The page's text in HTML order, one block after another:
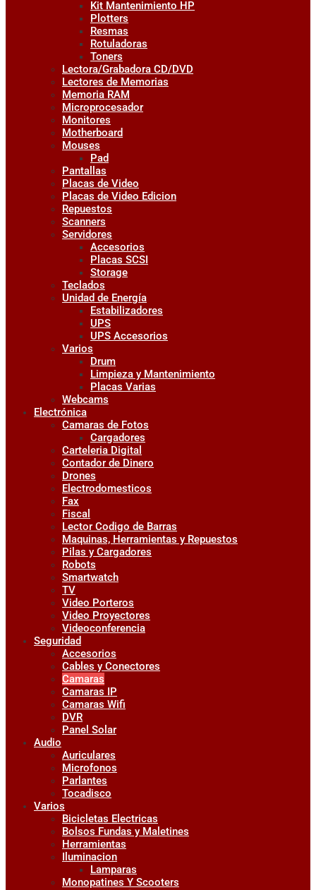
Kit Mantenimiento HP
Plotters
Resmas
Rotuladoras
Toners
Lectora/Grabadora CD/DVD
Lectores de Memorias
Memoria RAM
Microprocesador
Monitores
Motherboard
Mouses
Pad
Pantallas
Placas de Video
Placas de Video Edicion
Repuestos
Scanners
Servidores
Accesorios
Placas SCSI
Storage
Teclados
Unidad de Energía
Estabilizadores
UPS
UPS Accesorios
Varios
Drum
Limpieza y Mantenimiento
Placas Varias
Webcams
Electrónica
Camaras de Fotos
Cargadores
Carteleria Digital
Contador de Dinero
Drones
Electrodomesticos
Fax
Fiscal
Lector Codigo de Barras
Maquinas, Herramientas y Repuestos
Pilas y Cargadores
Robots
Smartwatch
TV
Video Porteros
Video Proyectores
Videoconferencia
Seguridad
Accesorios
Cables y Conectores
Camaras
Camaras IP
Camaras Wifi
DVR
Panel Solar
Audio
Auriculares
Microfonos
Parlantes
Tocadisco
Varios
Bicicletas Electricas
Bolsos Fundas y Maletines
Herramientas
Iluminacion
Lamparas
Monopatines Y Scooters